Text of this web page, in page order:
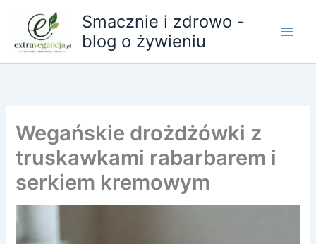
treści
Smacznie i zdrowo -
blog o żywieniu
Wegańskie drożdżówki z
truskawkami rabarbarem i
serkiem kremowym